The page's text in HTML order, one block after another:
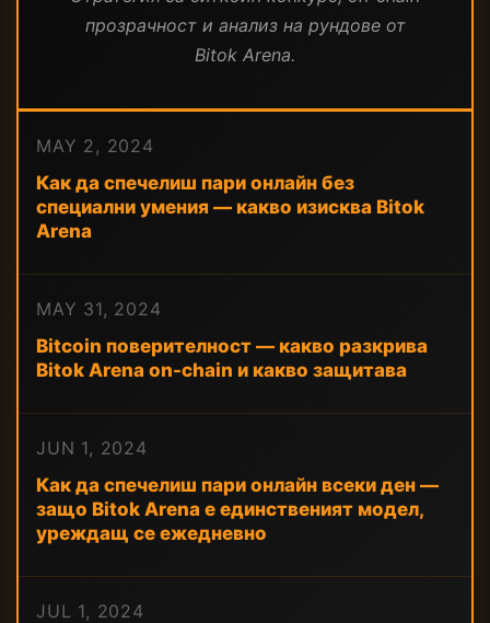
прозрачност и анализ на рундове от
Bitok Arena.
MAY 2, 2024
Как да спечелиш пари онлайн без
специални умения — какво изисква Bitok
Arena
MAY 31, 2024
Bitcoin поверителност — какво разкрива
Bitok Arena on-chain и какво защитава
JUN 1, 2024
Как да спечелиш пари онлайн всеки ден —
защо Bitok Arena е единственият модел,
уреждащ се ежедневно
JUL 1, 2024